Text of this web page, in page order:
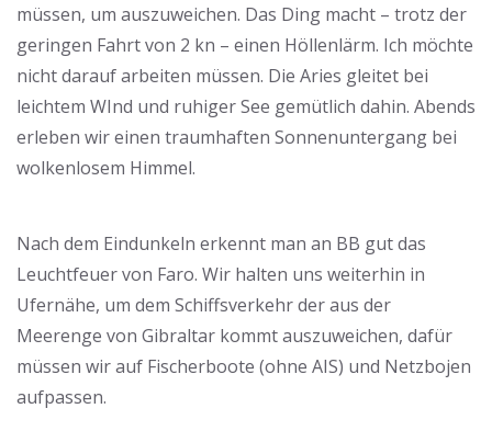
müssen, um auszuweichen. Das Ding macht – trotz der
geringen Fahrt von 2 kn – einen Höllenlärm. Ich möchte
nicht darauf arbeiten müssen. Die Aries gleitet bei
leichtem WInd und ruhiger See gemütlich dahin. Abends
erleben wir einen traumhaften Sonnenuntergang bei
wolkenlosem Himmel.
Nach dem Eindunkeln erkennt man an BB gut das
Leuchtfeuer von Faro. Wir halten uns weiterhin in
Ufernähe, um dem Schiffsverkehr der aus der
Meerenge von Gibraltar kommt auszuweichen, dafür
müssen wir auf Fischerboote (ohne AIS) und Netzbojen
aufpassen.